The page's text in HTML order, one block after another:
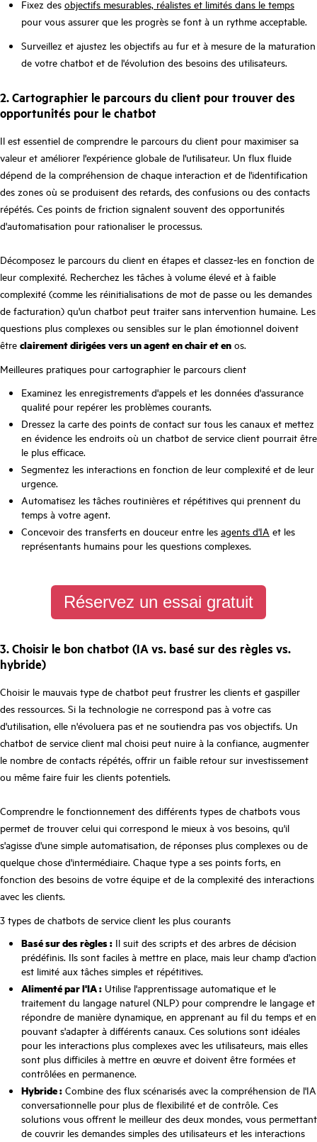
Fixez des objectifs mesurables, réalistes et limités dans le temps
pour vous assurer que les progrès se font à un rythme acceptable.
Surveillez et ajustez les objectifs au fur et à mesure de la maturation
de votre chatbot et de l'évolution des besoins des utilisateurs.
2. Cartographier le parcours du client pour trouver des
opportunités pour le chatbot
Il est essentiel de comprendre le parcours du client pour maximiser sa
valeur et améliorer l'expérience globale de l'utilisateur. Un flux fluide
dépend de la compréhension de chaque interaction et de l'identification
des zones où se produisent des retards, des confusions ou des contacts
répétés. Ces points de friction signalent souvent des opportunités
d'automatisation pour rationaliser le processus.
Décomposez le parcours du client en étapes et classez-les en fonction de
leur complexité. Recherchez les tâches à volume élevé et à faible
complexité (comme les réinitialisations de mot de passe ou les demandes
de facturation) qu'un chatbot peut traiter sans intervention humaine. Les
questions plus complexes ou sensibles sur le plan émotionnel doivent
être clairement dirigées vers un agent en chair et en os.
Meilleures pratiques pour cartographier le parcours client
Examinez les enregistrements d'appels et les données d'assurance
qualité pour repérer les problèmes courants.
Dressez la carte des points de contact sur tous les canaux et mettez
en évidence les endroits où un chatbot de service client pourrait être
le plus efficace.
Segmentez les interactions en fonction de leur complexité et de leur
urgence.
Automatisez les tâches routinières et répétitives qui prennent du
temps à votre agent.
Concevoir des transferts en douceur entre les agents d'IA et les
représentants humains pour les questions complexes.
Réservez un essai gratuit
3. Choisir le bon chatbot (IA vs. basé sur des règles vs.
hybride)
Choisir le mauvais type de chatbot peut frustrer les clients et gaspiller
des ressources. Si la technologie ne correspond pas à votre cas
d'utilisation, elle n'évoluera pas et ne soutiendra pas vos objectifs. Un
chatbot de service client mal choisi peut nuire à la confiance, augmenter
le nombre de contacts répétés, offrir un faible retour sur investissement
ou même faire fuir les clients potentiels.
Comprendre le fonctionnement des différents types de chatbots vous
permet de trouver celui qui correspond le mieux à vos besoins, qu'il
s'agisse d'une simple automatisation, de réponses plus complexes ou de
quelque chose d'intermédiaire. Chaque type a ses points forts, en
fonction des besoins de votre équipe et de la complexité des interactions
avec les clients.
3 types de chatbots de service client les plus courants
Basé sur des règles : Il suit des scripts et des arbres de décision
prédéfinis. Ils sont faciles à mettre en place, mais leur champ d'action
est limité aux tâches simples et répétitives.
Alimenté par l'IA : Utilise l'apprentissage automatique et le
traitement du langage naturel (NLP) pour comprendre le langage et
répondre de manière dynamique, en apprenant au fil du temps et en
pouvant s'adapter à différents canaux. Ces solutions sont idéales
pour les interactions plus complexes avec les utilisateurs, mais elles
sont plus difficiles à mettre en œuvre et doivent être formées et
contrôlées en permanence.
Hybride : Combine des flux scénarisés avec la compréhension de l'IA
conversationnelle pour plus de flexibilité et de contrôle. Ces
solutions vous offrent le meilleur des deux mondes, vous permettant
de couvrir les demandes simples des utilisateurs et les interactions